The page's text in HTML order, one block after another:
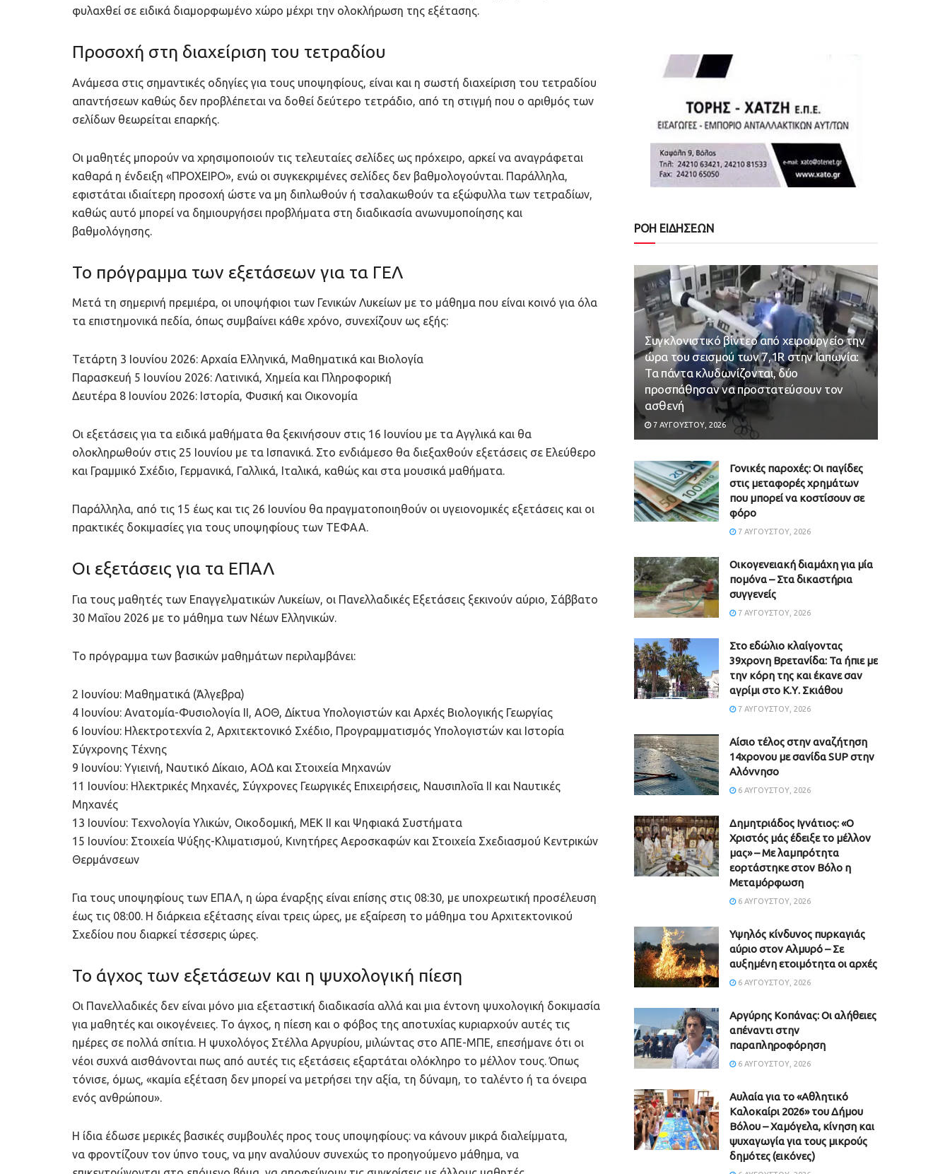
φυλαχθεί σε ειδικά διαμορφωμένο χώρο μέχρι την ολοκλήρωση της εξέτασης.
Προσοχή στη διαχείριση του τετραδίου
Ανάμεσα στις σημαντικές οδηγίες για τους υποψηφίους, είναι και η σωστή διαχείριση του τετραδίου
απαντήσεων καθώς δεν προβλέπεται να δοθεί δεύτερο τετράδιο, από τη στιγμή που ο αριθμός των
σελίδων θεωρείται επαρκής.
Οι μαθητές μπορούν να χρησιμοποιούν τις τελευταίες σελίδες ως πρόχειρο, αρκεί να αναγράφεται
καθαρά η ένδειξη «ΠΡΟΧΕΙΡΟ», ενώ οι συγκεκριμένες σελίδες δεν βαθμολογούνται. Παράλληλα,
εφιστάται ιδιαίτερη προσοχή ώστε να μη διπλωθούν ή τσαλακωθούν τα εξώφυλλα των τετραδίων,
καθώς αυτό μπορεί να δημιουργήσει προβλήματα στη διαδικασία ανωνυμοποίησης και
βαθμολόγησης.
Το πρόγραμμα των εξετάσεων για τα ΓΕΛ
Μετά τη σημερινή πρεμιέρα, οι υποψήφιοι των Γενικών Λυκείων με το μάθημα που είναι κοινό για όλα
τα επιστημονικά πεδία, όπως συμβαίνει κάθε χρόνο, συνεχίζουν ως εξής:
Τετάρτη 3 Ιουνίου 2026: Αρχαία Ελληνικά, Μαθηματικά και Βιολογία
Παρασκευή 5 Ιουνίου 2026: Λατινικά, Χημεία και Πληροφορική
Δευτέρα 8 Ιουνίου 2026: Ιστορία, Φυσική και Οικονομία
Οι εξετάσεις για τα ειδικά μαθήματα θα ξεκινήσουν στις 16 Ιουνίου με τα Αγγλικά και θα
ολοκληρωθούν στις 25 Ιουνίου με τα Ισπανικά. Στο ενδιάμεσο θα διεξαχθούν εξετάσεις σε Ελεύθερο
και Γραμμικό Σχέδιο, Γερμανικά, Γαλλικά, Ιταλικά, καθώς και στα μουσικά μαθήματα.
Παράλληλα, από τις 15 έως και τις 26 Ιουνίου θα πραγματοποιηθούν οι υγειονομικές εξετάσεις και οι
πρακτικές δοκιμασίες για τους υποψηφίους των ΤΕΦΑΑ.
Οι εξετάσεις για τα ΕΠΑΛ
Για τους μαθητές των Επαγγελματικών Λυκείων, οι Πανελλαδικές Εξετάσεις ξεκινούν αύριο, Σάββατο
30 Μαΐου 2026 με το μάθημα των Νέων Ελληνικών.
Το πρόγραμμα των βασικών μαθημάτων περιλαμβάνει:
2 Ιουνίου: Μαθηματικά (Άλγεβρα)
4 Ιουνίου: Ανατομία-Φυσιολογία II, ΑΟΘ, Δίκτυα Υπολογιστών και Αρχές Βιολογικής Γεωργίας
6 Ιουνίου: Ηλεκτροτεχνία 2, Αρχιτεκτονικό Σχέδιο, Προγραμματισμός Υπολογιστών και Ιστορία
Σύγχρονης Τέχνης
9 Ιουνίου: Υγιεινή, Ναυτικό Δίκαιο, ΑΟΔ και Στοιχεία Μηχανών
11 Ιουνίου: Ηλεκτρικές Μηχανές, Σύγχρονες Γεωργικές Επιχειρήσεις, Ναυσιπλοΐα II και Ναυτικές
Μηχανές
13 Ιουνίου: Τεχνολογία Υλικών, Οικοδομική, ΜΕΚ II και Ψηφιακά Συστήματα
15 Ιουνίου: Στοιχεία Ψύξης-Κλιματισμού, Κινητήρες Αεροσκαφών και Στοιχεία Σχεδιασμού Κεντρικών
Θερμάνσεων
Για τους υποψηφίους των ΕΠΑΛ, η ώρα έναρξης είναι επίσης στις 08:30, με υποχρεωτική προσέλευση
έως τις 08:00. Η διάρκεια εξέτασης είναι τρεις ώρες, με εξαίρεση το μάθημα του Αρχιτεκτονικού
Σχεδίου που διαρκεί τέσσερις ώρες.
Το άγχος των εξετάσεων και η ψυχολογική πίεση
Οι Πανελλαδικές δεν είναι μόνο μια εξεταστική διαδικασία αλλά και μια έντονη ψυχολογική δοκιμασία
για μαθητές και οικογένειες. Το άγχος, η πίεση και ο φόβος της αποτυχίας κυριαρχούν αυτές τις
ημέρες σε πολλά σπίτια. Η ψυχολόγος Στέλλα Αργυρίου, μιλώντας στο ΑΠΕ-ΜΠΕ, επεσήμανε ότι οι
νέοι συχνά αισθάνονται πως από αυτές τις εξετάσεις εξαρτάται ολόκληρο το μέλλον τους. Όπως
τόνισε, όμως, «καμία εξέταση δεν μπορεί να μετρήσει την αξία, τη δύναμη, το ταλέντο ή τα όνειρα
ενός ανθρώπου».
Η ίδια έδωσε μερικές βασικές συμβουλές προς τους υποψηφίους: να κάνουν μικρά διαλείμματα,
να φροντίζουν τον ύπνο τους, να μην αναλύουν συνεχώς το προηγούμενο μάθημα, να
ΡΟΗ ΕΙΔΗΣΕΩΝ
Συγκλονιστικό βίντεο από χειρουργείο την
ώρα του σεισμού των 7,1R στην Ιαπωνία:
Τα πάντα κλυδωνίζονται, δύο
προσπάθησαν να προστατεύσουν τον
ασθενή
7 ΑΥΓΟΎΣΤΟΥ, 2026
Γονικές παροχές: Οι παγίδες
στις μεταφορές χρημάτων
που μπορεί να κοστίσουν σε
φόρο
7 ΑΥΓΟΎΣΤΟΥ, 2026
Οικογενειακή διαμάχη για μία
πομόνα – Στα δικαστήρια
συγγενείς
7 ΑΥΓΟΎΣΤΟΥ, 2026
Στο εδώλιο κλαίγοντας
39χρονη Βρετανίδα: Τα ήπιε με
την κόρη της και έκανε σαν
αγρίμι στο Κ.Υ. Σκιάθου
7 ΑΥΓΟΎΣΤΟΥ, 2026
Αίσιο τέλος στην αναζήτηση
14χρονου με σανίδα SUP στην
Αλόννησο
6 ΑΥΓΟΎΣΤΟΥ, 2026
Δημητριάδος Ιγνάτιος: «Ο
Χριστός μάς έδειξε το μέλλον
μας» – Με λαμπρότητα
εορτάστηκε στον Βόλο η
Μεταμόρφωση
6 ΑΥΓΟΎΣΤΟΥ, 2026
Υψηλός κίνδυνος πυρκαγιάς
αύριο στον Αλμυρό – Σε
αυξημένη ετοιμότητα οι αρχές
6 ΑΥΓΟΎΣΤΟΥ, 2026
Aργύρης Κοπάνας: Οι αλήθειες
απέναντι στην
παραπληροφόρηση
6 ΑΥΓΟΎΣΤΟΥ, 2026
Αυλαία για το «Αθλητικό
Καλοκαίρι 2026» του Δήμου
Βόλου – Χαμόγελα, κίνηση και
ψυχαγωγία για τους μικρούς
δημότες (εικόνες)